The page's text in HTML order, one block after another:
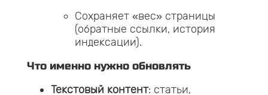
Сохраняет «вес» страницы
(обратные ссылки, история
индексации).
Что именно нужно обновлять
Текстовый контент: статьи,